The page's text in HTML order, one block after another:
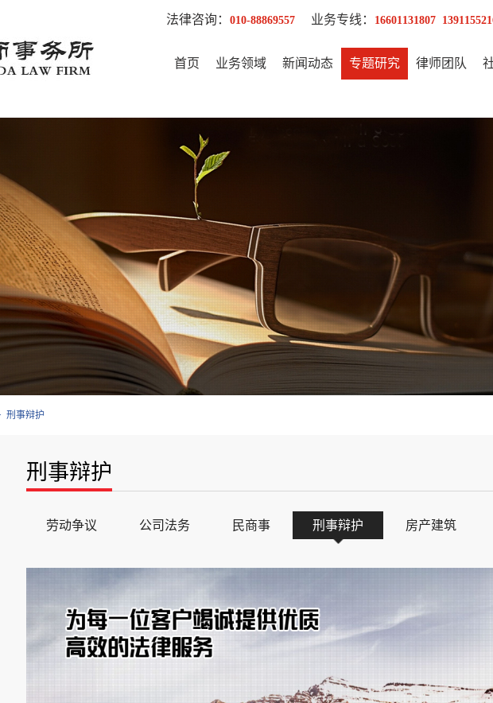
法律咨询： 010-88869557 业务专线： 16601131807
首页 业务领域 新闻动态 专题研究 律师团队
刑事辩护
刑事辩护
劳动争议 公司法务 民商事 刑事辩护 房产建筑